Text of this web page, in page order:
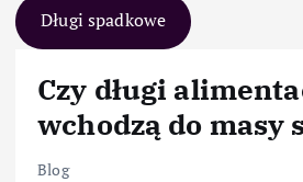
Długi spadkowe
Czy długi
wchodzą do masy
Blog